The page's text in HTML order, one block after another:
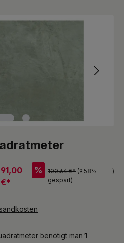
91,00
€*
% 100,64 €* (9.58%
gespart)
)
benötigt man 1